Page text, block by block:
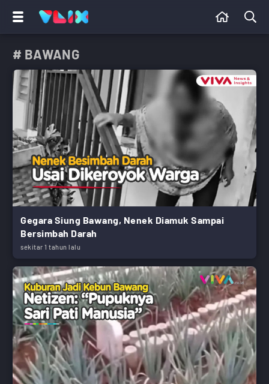
# BAWANG
Gegara Siung Bawang, Nenek Diamuk Sampai
Bersimbah Darah
sekitar 1 tahun lalu